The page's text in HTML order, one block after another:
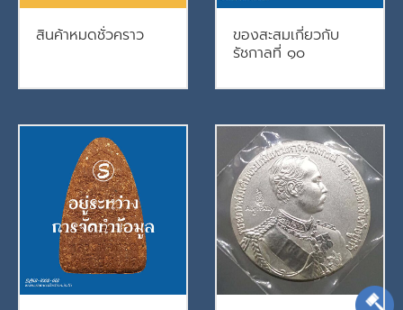
สินค้าหมดชั่วคราว
ของสะสมเกี่ยวกับ
รัชกาลที่ ๑๐